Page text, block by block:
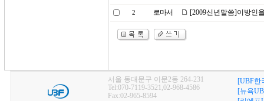
2 로마서 [2009신년말씀]이방인
서울 동대문구 이문2동 264-231
Tel:070-7119-3521,02-968-4586
Fax:02-965-8594
[UBF한
[뉴욕